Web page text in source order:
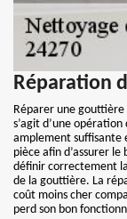
Réparation
Réparer une
s’agit d’une
amplement suffisante
pièce afin d’assurer
définir correctement
de la gouttière. La
coût moins cher
perd son bon